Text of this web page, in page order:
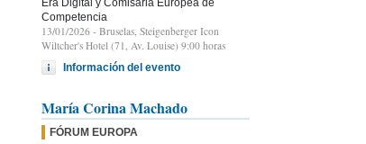
Era Digital y Comisaria Europea de
Competencia
13/01/2026 - Bruselas, Steigenberger Icon
Wiltcher's Hotel (71, Av. Louise) 9:00 horas
Información del evento
María Corina Machado
FÓRUM EUROPA